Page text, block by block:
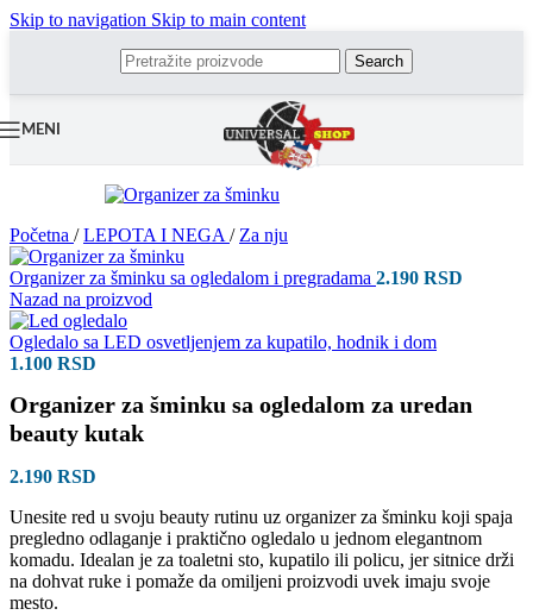
Skip to navigation Skip to main content
Search
MENI
Početna / LEPOTA I NEGA / Za nju
Organizer za šminku sa ogledalom i pregradama 2.190 RSD
Nazad na proizvod
Ogledalo sa LED osvetljenjem za kupatilo, hodnik i dom
1.100 RSD
Organizer za šminku sa ogledalom za uredan
beauty kutak
2.190 RSD
Unesite red u svoju beauty rutinu uz organizer za šminku koji spaja
pregledno odlaganje i praktično ogledalo u jednom elegantnom
komadu. Idealan je za toaletni sto, kupatilo ili policu, jer sitnice drži
na dohvat ruke i pomaže da omiljeni proizvodi uvek imaju svoje
mesto.